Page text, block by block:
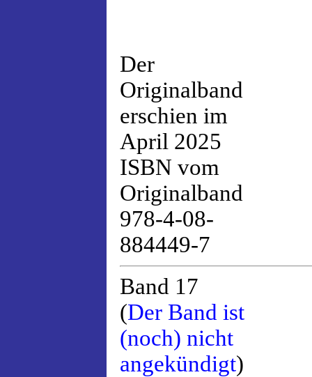
Der
Originalband
erschien im
April 2025
ISBN vom
Originalband
978-4-08-
884449-7
Band 17
(Der Band ist
(noch) nicht
angekündigt)